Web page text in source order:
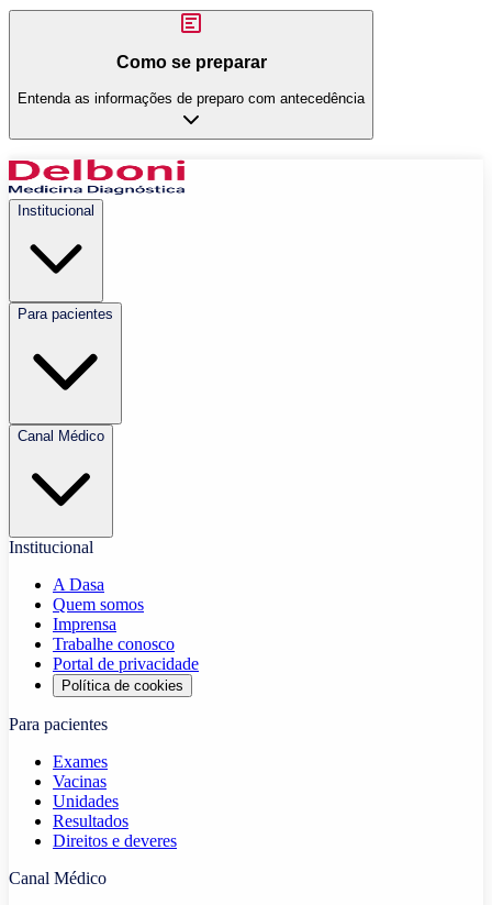
Como se preparar
Entenda as informações de preparo com antecedência
Institucional
Para pacientes
Canal Médico
Institucional
A Dasa
Quem somos
Imprensa
Trabalhe conosco
Portal de privacidade
Política de cookies
Para pacientes
Exames
Vacinas
Unidades
Resultados
Direitos e deveres
Canal Médico